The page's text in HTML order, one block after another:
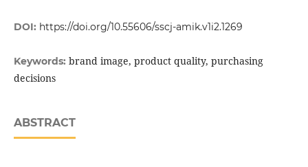
DOI: https://doi.org/10.55606/sscj-amik.v1i2.1269
Keywords: brand image, product quality, purchasing
decisions
ABSTRACT